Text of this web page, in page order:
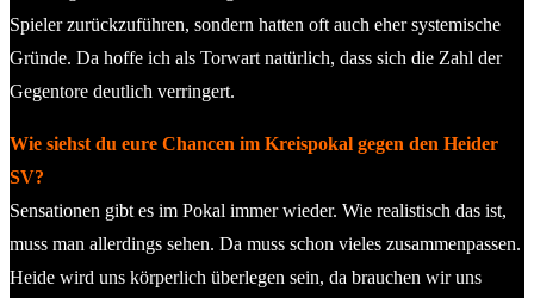
Spieler zurückzuführen, sondern hatten oft auch eher systemische
Gründe. Da hoffe ich als Torwart natürlich, dass sich die Zahl der
Gegentore deutlich verringert.
Wie siehst du eure Chancen im Kreispokal gegen den Heider
SV?
Sensationen gibt es im Pokal immer wieder. Wie realistisch das ist,
muss man allerdings sehen. Da muss schon vieles zusammenpassen.
Heide wird uns körperlich überlegen sein, da brauchen wir uns